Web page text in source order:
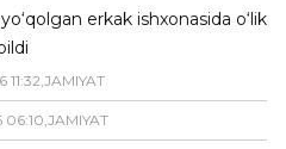
erkak ishxonasida o‘lik
11:32,JAMIYAT
06:10,JAMIYAT